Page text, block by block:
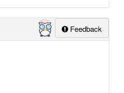
Feedback